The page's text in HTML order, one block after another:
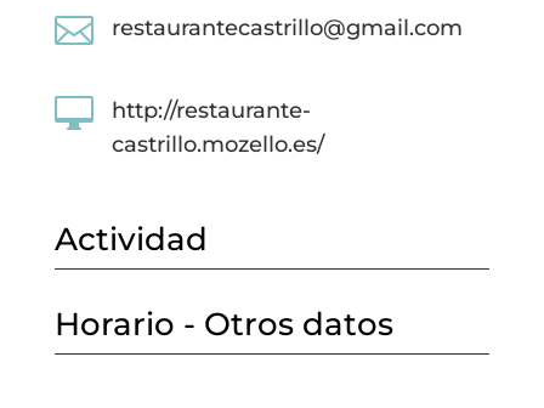
 restaurantecastrillo@gmail.com

http://restaurante-
castrillo.mozello.es/
Actividad
Horario - Otros datos